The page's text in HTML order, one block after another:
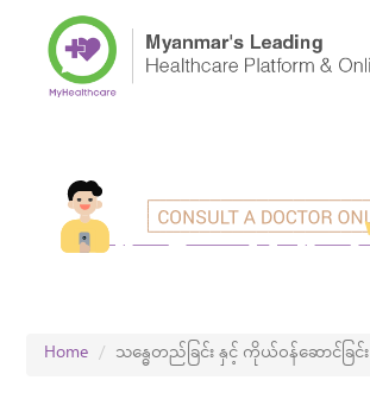
content
Home သန္ဓေတည်ခြင်း နှင့် ကိုယ်ဝန်ဆောင်ခြင်း